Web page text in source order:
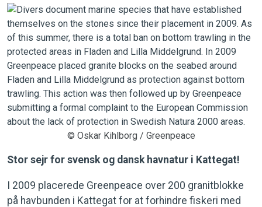
© Oskar Kihlborg / Greenpeace
Stor sejr for svensk og dansk havnatur i Kattegat!
I 2009 placerede Greenpeace over 200 granitblokke
på havbunden i Kattegat for at forhindre fiskeri med